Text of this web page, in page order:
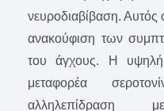
νευροδιαβίβαση. Αυτός
ανακούφιση των
του άγχους. Η υψηλή
μεταφορέα